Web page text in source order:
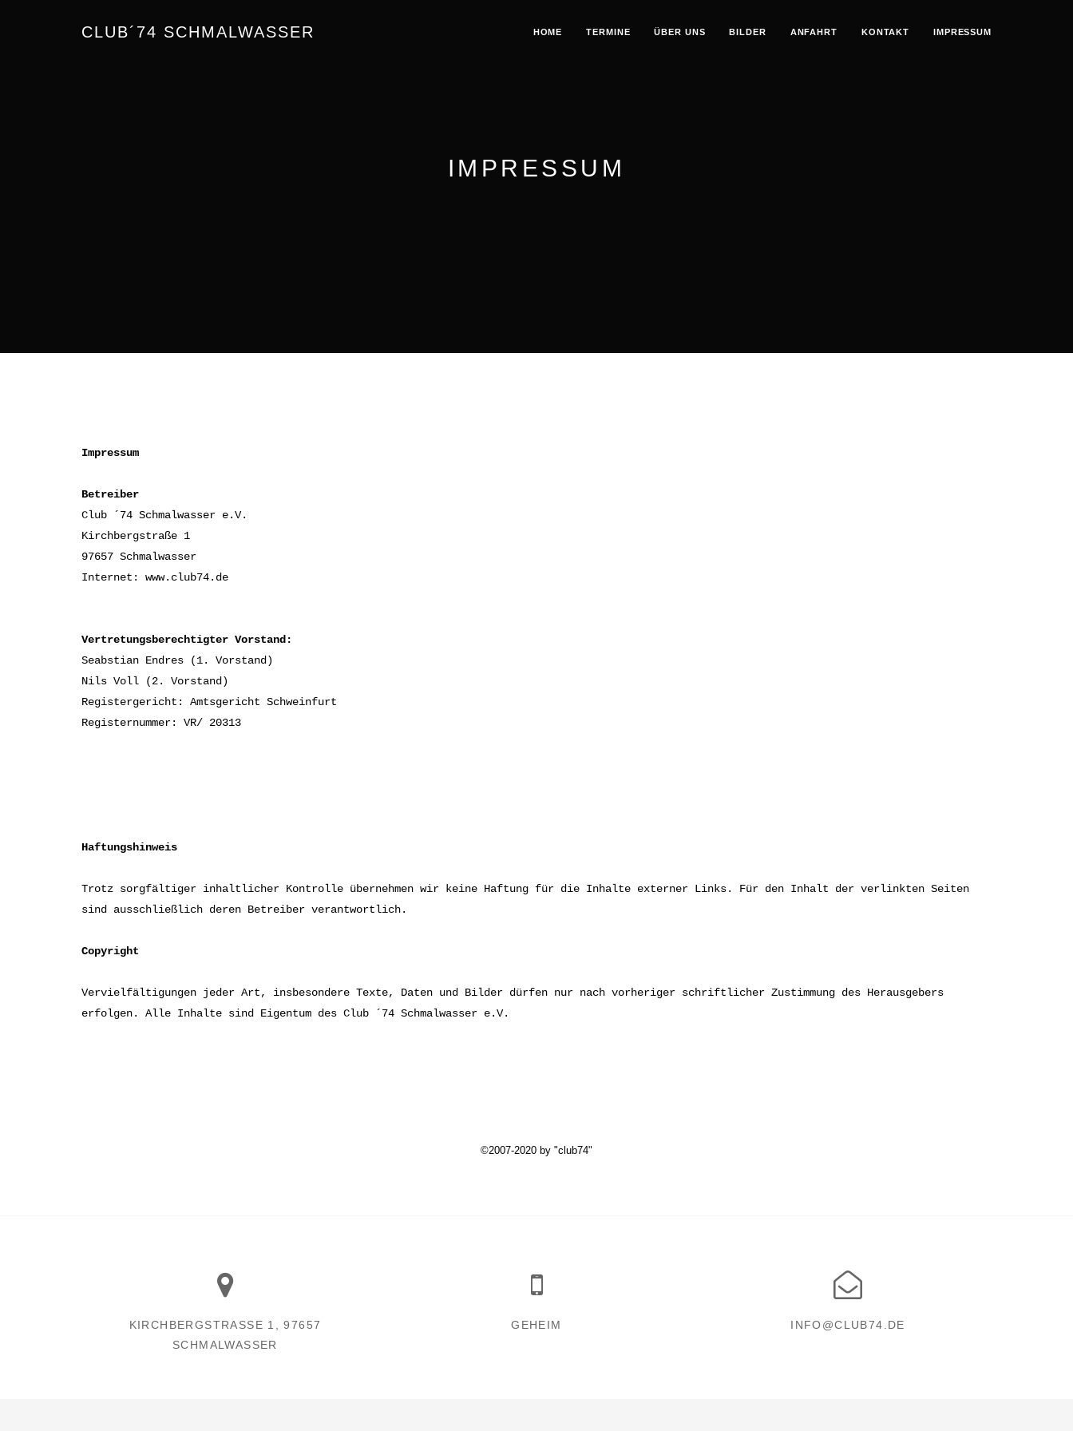
CLUB´74 SCHMALWASSER HOME TERMINE ÜBER UNS BILDER ANFAHRT KONTAKT IMPRESSUM
IMPRESSUM
Impressum
Betreiber
Club ´74 Schmalwasser e.V.
Kirchbergstraße 1
97657 Schmalwasser
Internet: www.club74.de
Vertretungsberechtigter Vorstand:
Seabstian Endres (1. Vorstand)
Nils Voll (2. Vorstand)
Registergericht: Amtsgericht Schweinfurt
Registernummer: VR/ 20313
Haftungshinweis
Trotz sorgfältiger inhaltlicher Kontrolle übernehmen wir keine Haftung für die Inhalte externer Links. Für den Inhalt der verlinkten Seiten
sind ausschließlich deren Betreiber verantwortlich.
Copyright
Vervielfältigungen jeder Art, insbesondere Texte, Daten und Bilder dürfen nur nach vorheriger schriftlicher Zustimmung des Herausgebers
erfolgen. Alle Inhalte sind Eigentum des Club ´74 Schmalwasser e.V.
©2007-2020 by "club74"
KIRCHBERGSTRASSE 1, 97657 S
CHMALWASSER
GEHEIM INFO@CLUB74.DE